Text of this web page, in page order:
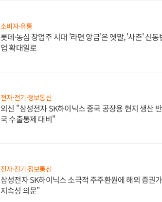
소비자·유통
롯데·농심 창업주 시대 '라면 앙금'은 옛말, '사촌' 신동
업 확대일로
전자·전기·정보통신
외신 "삼성전자 SK하이닉스 중국 공장용 현지 생산
국 수출통제 대비"
전자·전기·정보통신
삼성전자 SK하이닉스 소극적 주주환원에 해외 증권
지속성 의문"